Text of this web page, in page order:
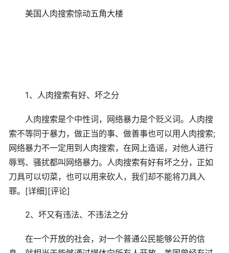
美国人肉搜索惊动五角大楼
1、人肉搜索有好、坏之分
人肉搜索是个中性词，网络暴力是个贬义词。人肉搜
索不等同于暴力，做正当的事、做善事也可以用人肉搜索;
网络暴力不一定用到人肉搜索，在网上造谣，对他人进行
辱骂、骚扰都叫网络暴力。人肉搜索有好有坏之分，正如
刀具可以切菜，也可以用来砍人，我们却不能将刀具入
罪。[详细][评论]
2、坏又有违法、不违法之分
在一个开放的社会，对一个普通公民能够公开的信